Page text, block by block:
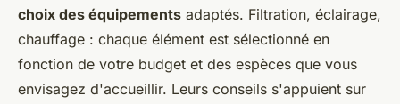
choix des équipements adaptés. Filtration, éclairage,
chauffage : chaque élément est sélectionné en
fonction de votre budget et des espèces que vous
envisagez d'accueillir. Leurs conseils s'appuient sur